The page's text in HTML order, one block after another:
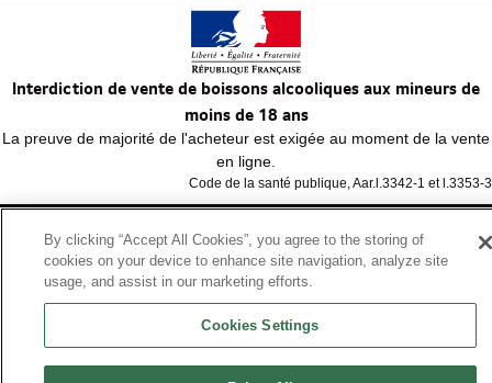
Interdiction de vente de boissons alcooliques aux mineurs de
moins de 18 ans
La preuve de majorité de l'acheteur est exigée au moment de la vente
en ligne.
Code de la santé publique, Aar.l.3342-1 et l.3353-3
© Tous droits réservés
By clicking “Accept All Cookies”, you agree to the storing of
cookies on your device to enhance site navigation, analyze site
usage, and assist in our marketing efforts.
Cookies Settings